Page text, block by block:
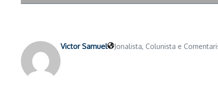
Victor Samuel Jonalista, Colunista e